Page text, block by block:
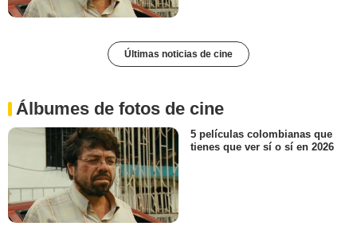
Últimas noticias de cine
Álbumes de fotos de cine
5 películas colombianas que
tienes que ver sí o sí en 2026